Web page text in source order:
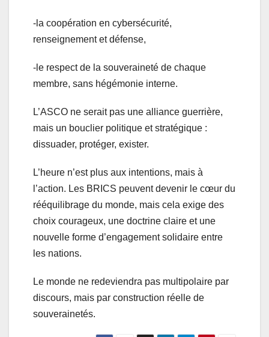
-la coopération en cybersécurité,
renseignement et défense,
-le respect de la souveraineté de chaque
membre, sans hégémonie interne.
L’ASCO ne serait pas une alliance guerrière,
mais un bouclier politique et stratégique :
dissuader, protéger, exister.
L’heure n’est plus aux intentions, mais à
l’action. Les BRICS peuvent devenir le cœur du
rééquilibrage du monde, mais cela exige des
choix courageux, une doctrine claire et une
nouvelle forme d’engagement solidaire entre
les nations.
Le monde ne redeviendra pas multipolaire par
discours, mais par construction réelle de
souverainetés.